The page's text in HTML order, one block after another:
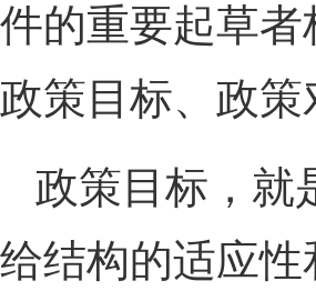
件的重要起草
政策目标、政
政策目标，就
给结构的适应